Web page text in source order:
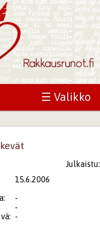
☰ Valikko
Julkaistu:
15.6.2006
-
-
-